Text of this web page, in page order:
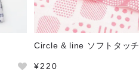
Circle & line ソフトタッチ
¥220